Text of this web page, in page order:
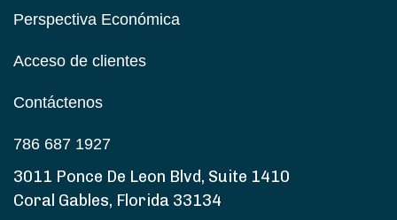
Perspectiva Económica
Acceso de clientes
Contáctenos
786 687 1927
3011 Ponce De Leon Blvd, Suite 1410
Coral Gables, Florida 33134